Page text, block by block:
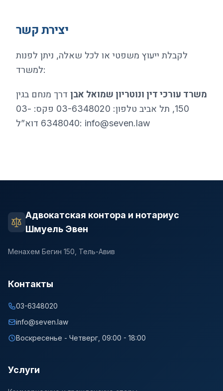
יצירת קשר
לקבלת ייעוץ משפטי או לכל שאלה, ניתן לפנות
למשרד:
משרד עורכי דין ונוטריון שמואל אבן דרך מנחם בגין
150, תל אביב טלפון: 03-6348020 פקס: 03-
6348040 דוא”ל: info@seven.law
Адвокатская контора и нотариус
Шмуель Эвен
Менахем Бегин 150, Тель-Авив
Контакты
03-6348020
info@seven.law
Воскресенье - Четверг, 09:00 - 18:00
Услуги